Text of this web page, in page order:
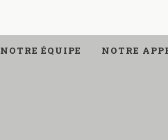
NOTRE ÉQUIPE NOTRE